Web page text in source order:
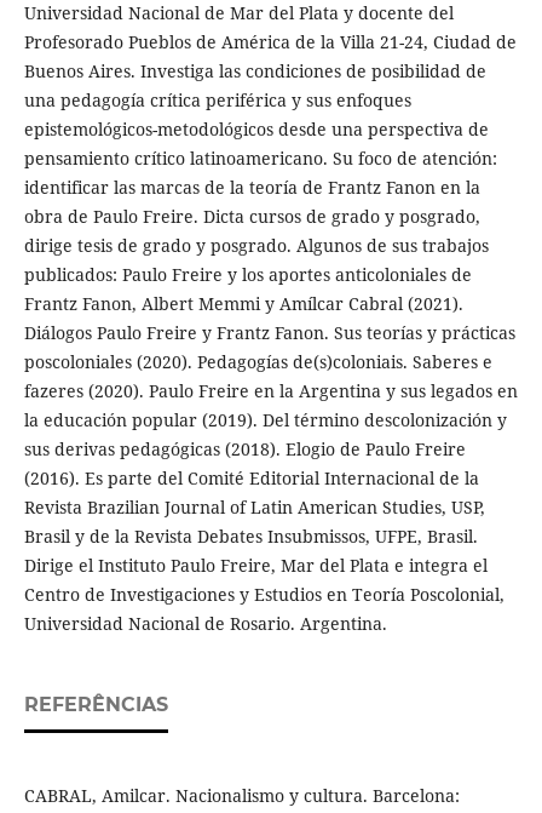
Universidad Nacional de Mar del Plata y docente del
Profesorado Pueblos de América de la Villa 21-24, Ciudad de
Buenos Aires. Investiga las condiciones de posibilidad de
una pedagogía crítica periférica y sus enfoques
epistemológicos-metodológicos desde una perspectiva de
pensamiento crítico latinoamericano. Su foco de atención:
identificar las marcas de la teoría de Frantz Fanon en la
obra de Paulo Freire. Dicta cursos de grado y posgrado,
dirige tesis de grado y posgrado. Algunos de sus trabajos
publicados: Paulo Freire y los aportes anticoloniales de
Frantz Fanon, Albert Memmi y Amílcar Cabral (2021).
Diálogos Paulo Freire y Frantz Fanon. Sus teorías y prácticas
poscoloniales (2020). Pedagogías de(s)coloniais. Saberes e
fazeres (2020). Paulo Freire en la Argentina y sus legados en
la educación popular (2019). Del término descolonización y
sus derivas pedagógicas (2018). Elogio de Paulo Freire
(2016). Es parte del Comité Editorial Internacional de la
Revista Brazilian Journal of Latin American Studies, USP,
Brasil y de la Revista Debates Insubmissos, UFPE, Brasil.
Dirige el Instituto Paulo Freire, Mar del Plata e integra el
Centro de Investigaciones y Estudios en Teoría Poscolonial,
Universidad Nacional de Rosario. Argentina.
REFERÊNCIAS
CABRAL, Amilcar. Nacionalismo y cultura. Barcelona: